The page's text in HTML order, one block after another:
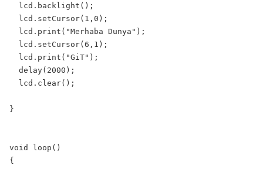
  lcd.backlight();
  lcd.setCursor(1,0);
  lcd.print("Merhaba Dunya");
  lcd.setCursor(6,1);
  lcd.print("GiT");
  delay(2000);
  lcd.clear();
}
void loop()
{